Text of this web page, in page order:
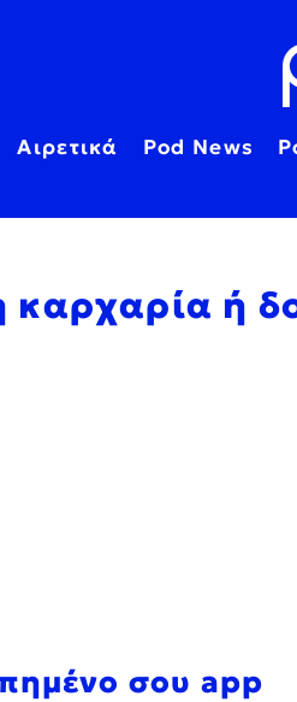
Αιρετικά Pod News
καρχαρία ή
σου app